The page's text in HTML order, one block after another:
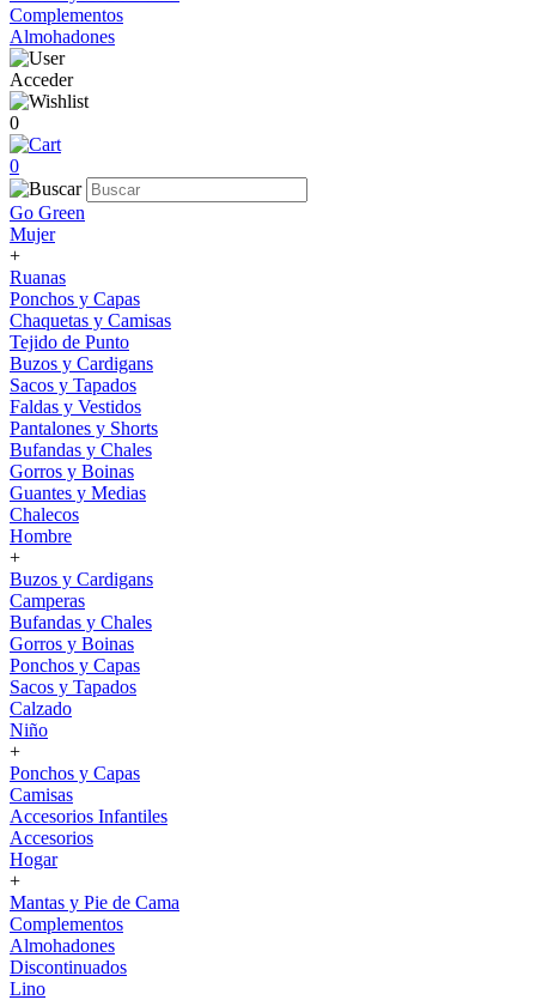
Complementos
Almohadones
Acceder
0
0
Go Green
Mujer
+
Ruanas
Ponchos y Capas
Chaquetas y Camisas
Tejido de Punto
Buzos y Cardigans
Sacos y Tapados
Faldas y Vestidos
Pantalones y Shorts
Bufandas y Chales
Gorros y Boinas
Guantes y Medias
Chalecos
Hombre
+
Buzos y Cardigans
Camperas
Bufandas y Chales
Gorros y Boinas
Ponchos y Capas
Sacos y Tapados
Calzado
Niño
+
Ponchos y Capas
Camisas
Accesorios Infantiles
Accesorios
Hogar
+
Mantas y Pie de Cama
Complementos
Almohadones
Discontinuados
Lino